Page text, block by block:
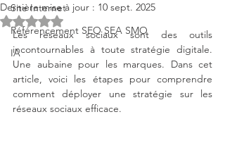
Site Internet
Référencement SEO SEA SMO
IA
Dernière mise à jour : 10 sept. 2025
Noté NaN étoiles sur 5.
Les réseaux sociaux sont des outils
incontournables à toute stratégie digitale.
Une aubaine pour les marques. Dans cet
article, voici les étapes pour comprendre
comment déployer une stratégie sur les
réseaux sociaux efficace.